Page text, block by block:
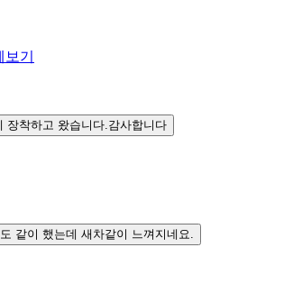
기
장착하고 왔습니다.감사합니다
같이 했는데 새차같이 느껴지네요.